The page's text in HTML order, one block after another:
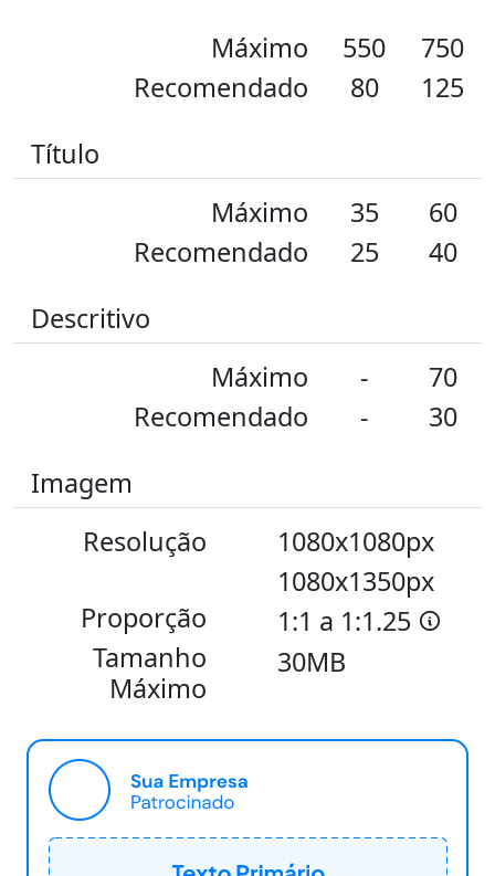
Máximo
Recomendado
550
750
80
125
Título
Máximo
Recomendado
35
60
25
40
Descritivo
Máximo
Recomendado
-
70
-
30
Imagem
Resolução
Proporção
Tamanho
Máximo
1080x1080px
1080x1350px
1:1 a 1:1.25
30MB